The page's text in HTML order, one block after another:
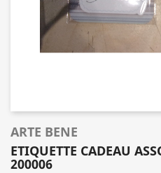
ARTE BENE
ETIQUETTE CADEAU
200006